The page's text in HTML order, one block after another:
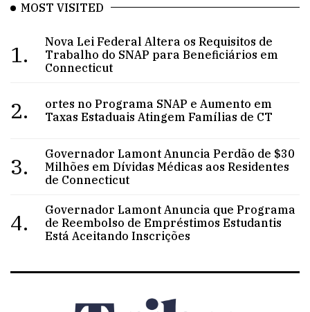
MOST VISITED
1.
Nova Lei Federal Altera os Requisitos de
Trabalho do SNAP para Beneficiários em
Connecticut
2.
ortes no Programa SNAP e Aumento em
Taxas Estaduais Atingem Famílias de CT
3.
Governador Lamont Anuncia Perdão de $30
Milhões em Dívidas Médicas aos Residentes
de Connecticut
4.
Governador Lamont Anuncia que Programa
de Reembolso de Empréstimos Estudantis
Está Aceitando Inscrições